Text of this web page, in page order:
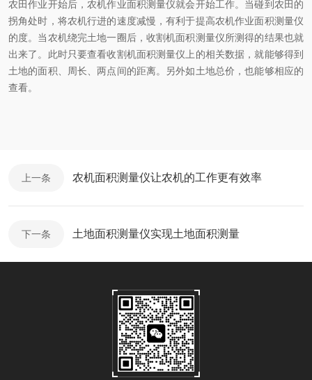
农田作业开始后，农机作业面积测量仪就会开始工作。当碰到农田的
拐角处时，将农机行进的速度减慢，有利于提高农机作业面积测量仪
的度。当农机绕完土地一圈后， 收割机面积测量仪所测得的结果也就
出来了。此时只要查看收割机面积测量仪上的相关数据，就能够得到
土地的面积、周长、两点间的距离。另外如土地总价，也能够相应的
查看。
上一条 农机面积测量仪让农机的工作更有效率
下一条 土地面积测量仪实现土地面积测量